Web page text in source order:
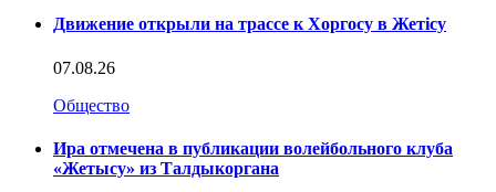
Движение открыли на трассе к Хоргосу в Жетісу
07.08.26
Общество
Ира отмечена в публикации волейбольного клуба
«Жетысу» из Талдыкоргана